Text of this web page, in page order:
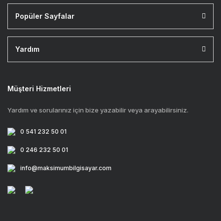
Popüler Sayfalar
Yardım
Müşteri Hizmetleri
Yardım ve sorularınız için bize yazabilir veya arayabilirsiniz.
0 541 232 50 01
0 246 232 50 01
info@maksimumbilgisayar.com